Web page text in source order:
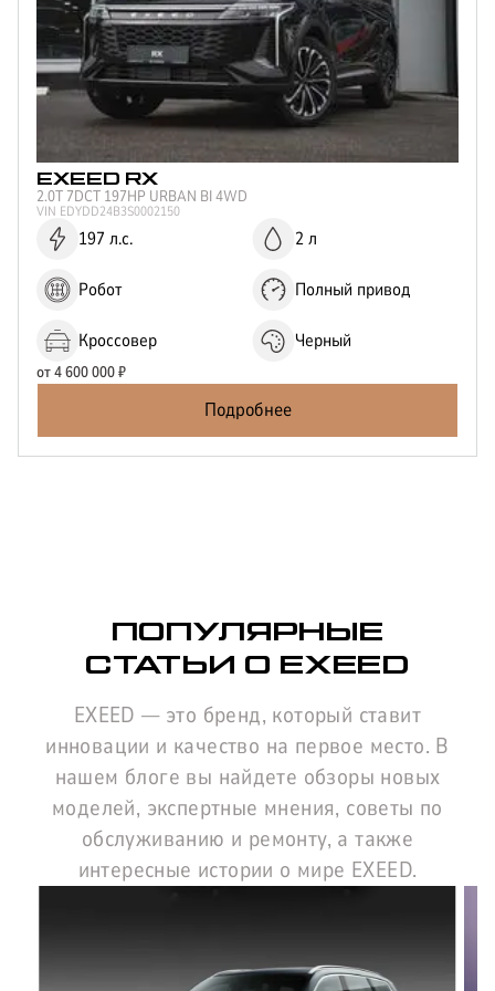
EXEED RX
2.0T 7DCT 197HP URBAN BI 4WD
VIN EDYDD24B3S0002150
197 л.с. 2 л
Робот Полный привод
Кроссовер Черный
от4 600 000₽
Подробнее
ПОПУЛЯРНЫЕ
СТАТЬИ О EXEED
EXEED — это бренд, который ставит
инновации и качество на первое место. В
нашем блоге вы найдете обзоры новых
моделей, экспертные мнения, советы по
обслуживанию и ремонту, а также
интересные истории о мире EXEED.